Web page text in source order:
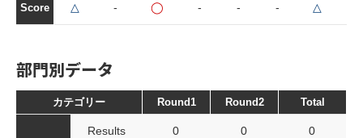
Score △ - ◯ - - - △
部門別データ
カテゴリー Round1 Round2 Total
Results 0 0 0